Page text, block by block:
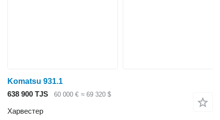
Komatsu 931.1
638 900 TJS
60 000 € ≈ 69 320 $
Харвестер